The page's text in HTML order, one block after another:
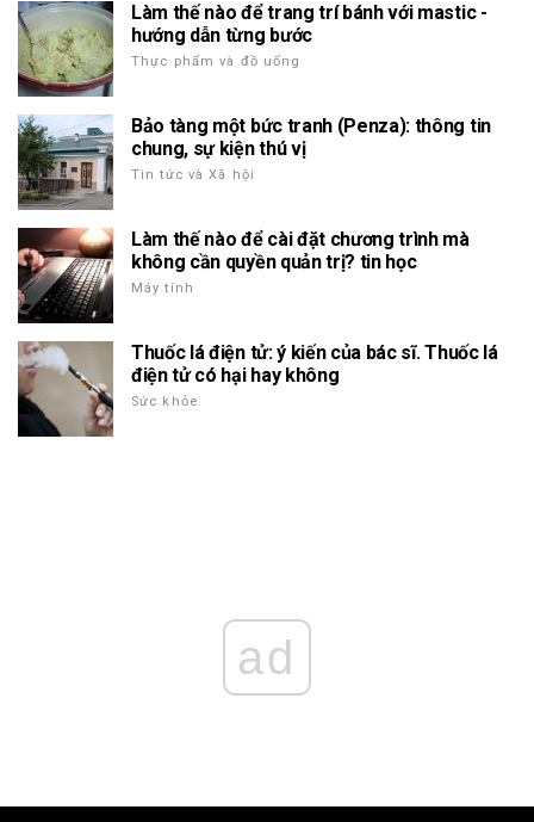
Làm thế nào để trang trí bánh với mastic -
hướng dẫn từng bước
Thực phẩm và đồ uống
Bảo tàng một bức tranh (Penza): thông tin
chung, sự kiện thú vị
Tin tức và Xã hội
Làm thế nào để cài đặt chương trình mà
không cần quyền quản trị? tin học
Máy tính
Thuốc lá điện tử: ý kiến của bác sĩ. Thuốc lá
điện tử có hại hay không
Sức khỏe
ad